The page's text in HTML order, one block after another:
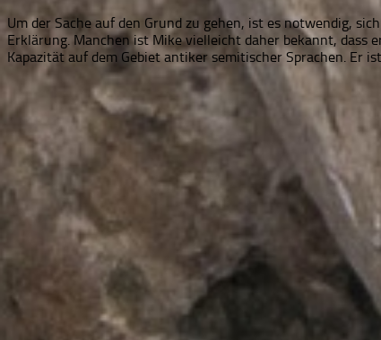
Um der Sache auf den Grund zu gehen, ist es notwendig,
Erklärung. Manchen ist Mike vielleicht daher bekannt, dass
Kapazität auf dem Gebiet antiker semitischer Sprachen. Er